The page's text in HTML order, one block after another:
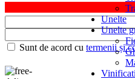
Unelte
Unelte
Sunt de acord cu termenii și